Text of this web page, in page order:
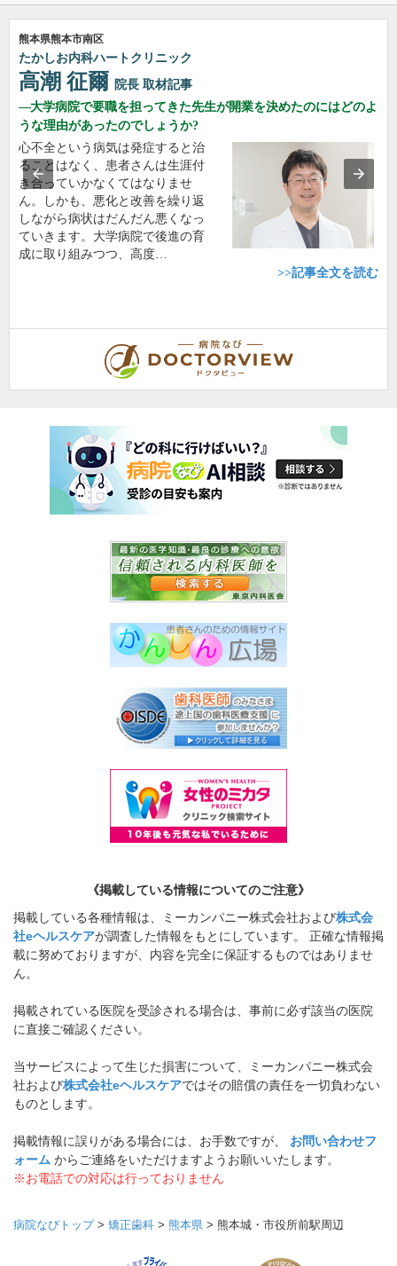
熊本県熊本市南区
たかしお内科ハートクリニック
高潮 征爾 院長 取材記事
大学病院で要職を担ってきた先生が開業を決めたのにはどのよ
うな理由があったのでしょうか?
心不全という病気は発症すると治
ることはなく、患者さんは生涯付
き合っていかなくてはなりませ
ん。しかも、悪化と改善を繰り返
しながら病状はだんだん悪くなっ
ていきます。大学病院で後進の育
成に取り組みつつ、高度…
>>記事全文を読む
《掲載している情報についてのご注意》
掲載している各種情報は、ミーカンパニー株式会社および株式会
社eヘルスケアが調査した情報をもとにしています。 正確な情報掲
載に努めておりますが、内容を完全に保証するものではありませ
ん。
掲載されている医院を受診される場合は、事前に必ず該当の医院
に直接ご確認ください。
当サービスによって生じた損害について、ミーカンパニー株式会
社および株式会社eヘルスケアではその賠償の責任を一切負わない
ものとします。
掲載情報に誤りがある場合には、お手数ですが、 お問い合わせフ
ォーム からご連絡をいただけますようお願いいたします。
※お電話での対応は行っておりません
病院なびトップ> 矯正歯科 > 熊本県 > 熊本城・市役所前駅周辺